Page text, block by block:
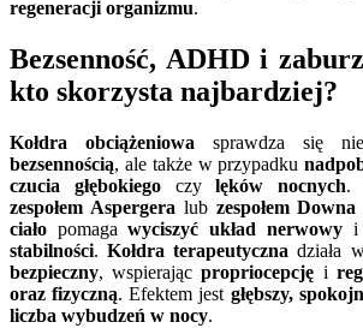
regeneracji organizmu.
Bezsenność, ADHD i
kto skorzysta najbardziej?
Kołdra obciążeniowa sprawdza się
bezsennością, ale także w przypadku
czucia głębokiegoczylęków nocnych.
zespołem Aspergera lub zespołem Downa
ciało pomagawyciszyć układ nerwowy
stabilności.Kołdra terapeutyczna działa
bezpieczny, wspierającpropriocepcję i
oraz fizyczną. Efektem jest głębszy,
liczba wybudzeń w nocy.